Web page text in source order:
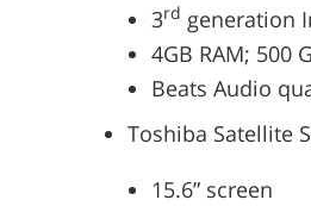
3rd generation
4GB RAM; 500
Beats Audio
Toshiba Satellite
15.6” screen